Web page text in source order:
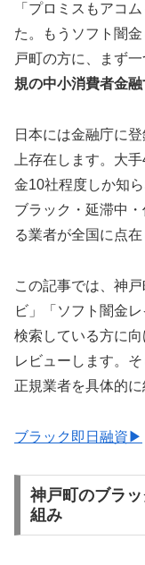
「プロミスもアコ
た。もうソフト闇
戸町の方に、まず
規の中小消費者金
日本には金融庁に
上存在します。大
金10社程度しか知
ブラック・延滞中
る業者が全国に点在
この記事では、神
ビ」「ソフト闇金
検索している方に
レビューします。
正規業者を具体的に
ブラック即日融資▶
神戸町のブラ
組み